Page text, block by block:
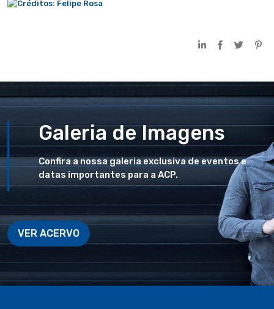
Galeria de Imagens
Confira a nossa galeria exclusiva de eventos e
datas importantes para a ACP.
VER ACERVO